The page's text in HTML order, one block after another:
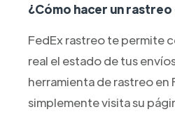
¿Cómo hacer un rastreo
FedEx rastreo te permite
real el estado de tus
herramienta de rastreo en
simplemente visita su